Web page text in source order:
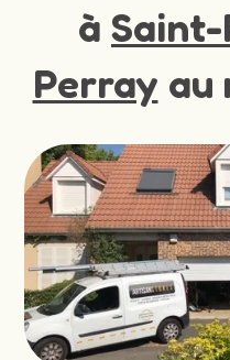
à
Perray au